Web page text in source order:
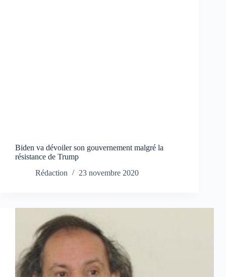
Biden va dévoiler son gouvernement malgré la
résistance de Trump
Rédaction
23 novembre 2020